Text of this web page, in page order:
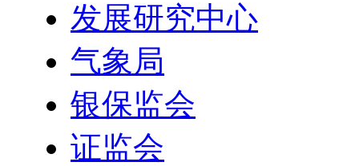
发展研究中心
气象局
银保监会
证监会